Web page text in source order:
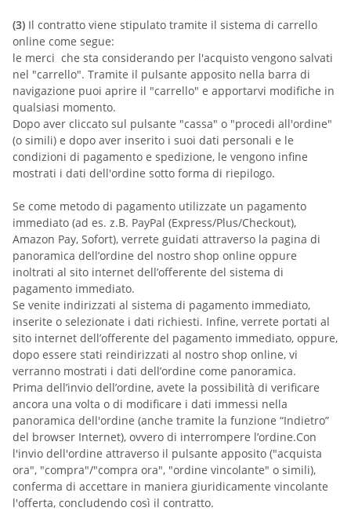
(3) Il contratto viene stipulato tramite il sistema di carrello
online come segue:
le merci che sta considerando per l'acquisto vengono salvati
nel "carrello". Tramite il pulsante apposito nella barra di
navigazione puoi aprire il "carrello" e apportarvi modifiche in
qualsiasi momento.
Dopo aver cliccato sul pulsante "cassa" o "procedi all'ordine"
(o simili) e dopo aver inserito i suoi dati personali e le
condizioni di pagamento e spedizione, le vengono infine
mostrati i dati dell'ordine sotto forma di riepilogo.
Se come metodo di pagamento utilizzate un pagamento
immediato (ad es. z.B. PayPal (Express/Plus/Checkout),
Amazon Pay, Sofort), verrete guidati attraverso la pagina di
panoramica dell’ordine del nostro shop online oppure
inoltrati al sito internet dell’offerente del sistema di
pagamento immediato.
Se venite indirizzati al sistema di pagamento immediato,
inserite o selezionate i dati richiesti. Infine, verrete portati al
sito internet dell’offerente del pagamento immediato, oppure,
dopo essere stati reindirizzati al nostro shop online, vi
verranno mostrati i dati dell’ordine come panoramica.
Prima dell’invio dell’ordine, avete la possibilità di verificare
ancora una volta o di modificare i dati immessi nella
panoramica dell'ordine (anche tramite la funzione “Indietro”
del browser Internet), ovvero di interrompere l’ordine.Con
l'invio dell'ordine attraverso il pulsante apposito ("acquista
ora", "compra"/"compra ora", "ordine vincolante" o simili),
conferma di accettare in maniera giuridicamente vincolante
l'offerta, concludendo così il contratto.